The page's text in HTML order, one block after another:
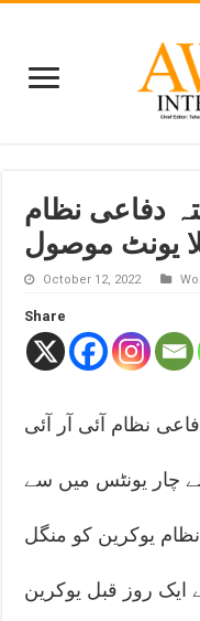
دفاعی نظام
یونٹ موصول
October 12, 2022
Share
نظام آئی آر آئی
چار یونٹس میں سے
یوکرین کو منگل
ایک روز قبل یوکرین